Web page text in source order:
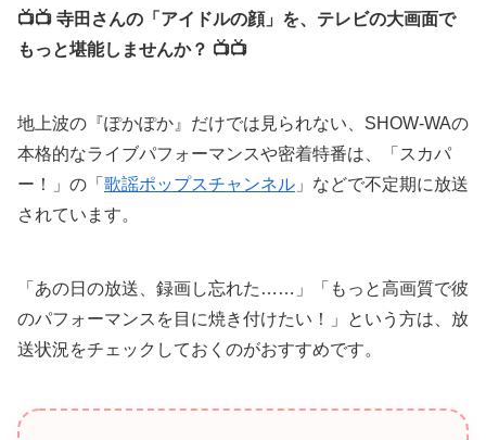
📺📺 寺田さんの「アイドルの顔」を、テレビの大画面で
もっと堪能しませんか？ 📺📺
地上波の『ぽかぽか』だけでは見られない、SHOW-WAの
本格的なライブパフォーマンスや密着特番は、「スカパ
ー！」の「 歌謡ポップスチャンネル 」などで不定期に放送
されています。
「あの日の放送、録画し忘れた……」「もっと高画質で彼
のパフォーマンスを目に焼き付けたい！」という方は、放
送状況をチェックしておくのがおすすめです。